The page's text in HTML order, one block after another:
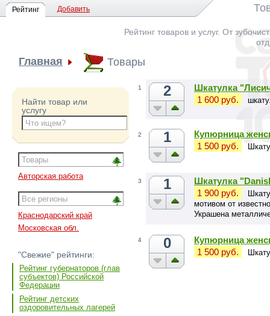
Рейтинг Добавить
Рейтинг товаров и услуг. От
Главная Товары
Найти товар или
услугу
Авторская работа
Краснодарский край
Московская обл.
"Свежие" рейтинги:
Рейтинг губернаторов (глав
субъектов) Российской
Федерации
Рейтинг детских
оздоровительных лагерей
1 2
Шкатулка
1 600 руб.
2 1
Купюрница
1 500 руб.
3 1
Шкатулка
1 900 руб.
мотивом от
Украшена
4 0
Купюрница
1 500 руб.